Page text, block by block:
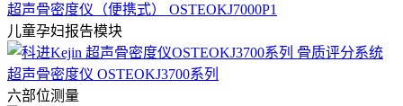
超声骨密度仪（便携式） OSTEOKJ7000P1
儿童孕妇报告模块
超声骨密度仪 OSTEOKJ3700系列
六部位测量